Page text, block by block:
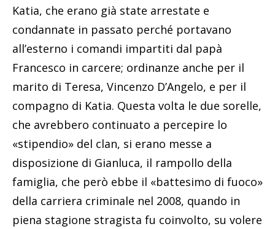
Katia, che erano già state arrestate e
condannate in passato perché portavano
all’esterno i comandi impartiti dal papà
Francesco in carcere; ordinanze anche per il
marito di Teresa, Vincenzo D’Angelo, e per il
compagno di Katia. Questa volta le due sorelle,
che avrebbero continuato a percepire lo
«stipendio» del clan, si erano messe a
disposizione di Gianluca, il rampollo della
famiglia, che però ebbe il «battesimo di fuoco»
della carriera criminale nel 2008, quando in
piena stagione stragista fu coinvolto, su volere